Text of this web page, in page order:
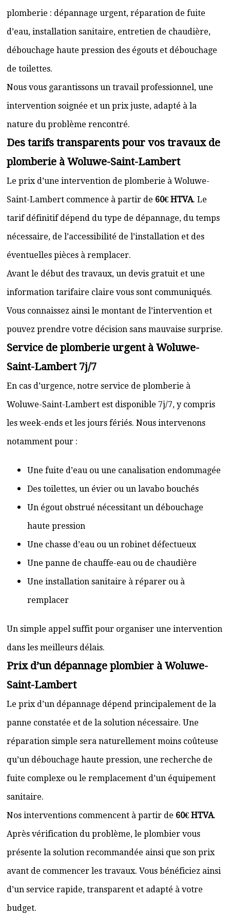
plomberie : dépannage urgent, réparation de fuite
d’eau, installation sanitaire, entretien de chaudière,
débouchage haute pression des égouts et débouchage
de toilettes.
Nous vous garantissons un travail professionnel, une
intervention soignée et un prix juste, adapté à la
nature du problème rencontré.
Des tarifs transparents pour vos travaux de
plomberie à Woluwe-Saint-Lambert
Le prix d’une intervention de plomberie à Woluwe-
Saint-Lambert commence à partir de 60€ HTVA. Le
tarif définitif dépend du type de dépannage, du temps
nécessaire, de l’accessibilité de l’installation et des
éventuelles pièces à remplacer.
Avant le début des travaux, un devis gratuit et une
information tarifaire claire vous sont communiqués.
Vous connaissez ainsi le montant de l’intervention et
pouvez prendre votre décision sans mauvaise surprise.
Service de plomberie urgent à Woluwe-
Saint-Lambert 7j/7
En cas d’urgence, notre service de plomberie à
Woluwe-Saint-Lambert est disponible 7j/7, y compris
les week-ends et les jours fériés. Nous intervenons
notamment pour :
Une fuite d’eau ou une canalisation endommagée
Des toilettes, un évier ou un lavabo bouchés
Un égout obstrué nécessitant un débouchage
haute pression
Une chasse d’eau ou un robinet défectueux
Une panne de chauffe-eau ou de chaudière
Une installation sanitaire à réparer ou à
remplacer
Un simple appel suffit pour organiser une intervention
dans les meilleurs délais.
Prix d’un dépannage plombier à Woluwe-
Saint-Lambert
Le prix d’un dépannage dépend principalement de la
panne constatée et de la solution nécessaire. Une
réparation simple sera naturellement moins coûteuse
qu’un débouchage haute pression, une recherche de
fuite complexe ou le remplacement d’un équipement
sanitaire.
Nos interventions commencent à partir de 60€ HTVA.
Après vérification du problème, le plombier vous
présente la solution recommandée ainsi que son prix
avant de commencer les travaux. Vous bénéficiez ainsi
d’un service rapide, transparent et adapté à votre
budget.